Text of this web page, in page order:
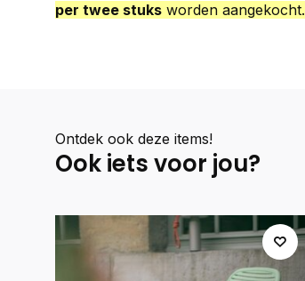
per twee stuks worden aangekocht.
Ontdek ook deze items!
Ook iets voor jou?